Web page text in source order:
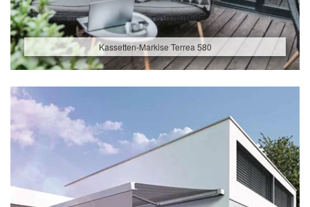
Kassetten-Markise Terrea 580